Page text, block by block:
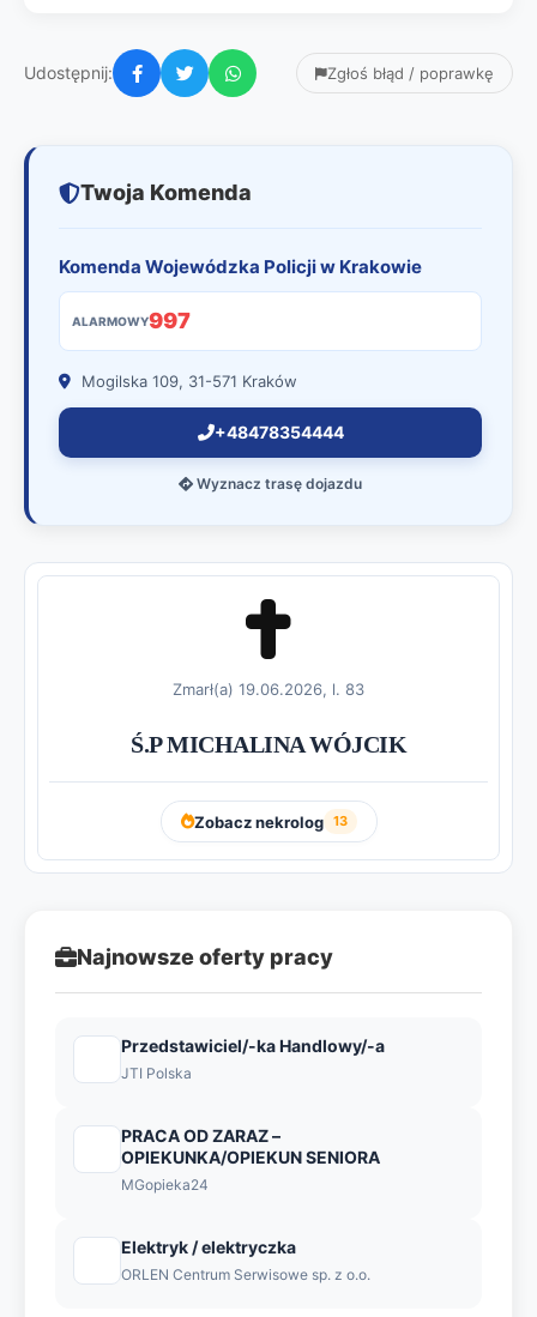
Udostępnij: Zgłoś błąd / poprawkę
Twoja Komenda
Komenda Wojewódzka Policji w Krakowie
ALARMOWY997
Mogilska 109, 31-571 Kraków
+48478354444
Wyznacz trasę dojazdu
Zmarł(a) 19.06.2026, l. 83
Ś.P MICHALINA WÓJCIK
Zobacz nekrolog 13
Najnowsze oferty pracy
Przedstawiciel/-ka Handlowy/-a
JTI Polska
PRACA OD ZARAZ –
OPIEKUNKA/OPIEKUN SENIORA
MGopieka24
Elektryk / elektryczka
ORLEN Centrum Serwisowe sp. z o.o.